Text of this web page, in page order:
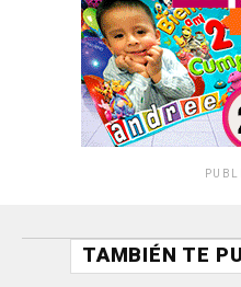
TAMBIÉN TE